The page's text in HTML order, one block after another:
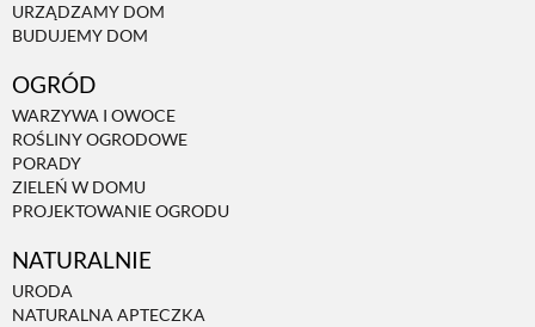
URZĄDZAMY DOM
BUDUJEMY DOM
OGRÓD
WARZYWA I OWOCE
ROŚLINY OGRODOWE
PORADY
ZIELEŃ W DOMU
PROJEKTOWANIE OGRODU
NATURALNIE
URODA
NATURALNA APTECZKA
NATURALNA APTECZKA